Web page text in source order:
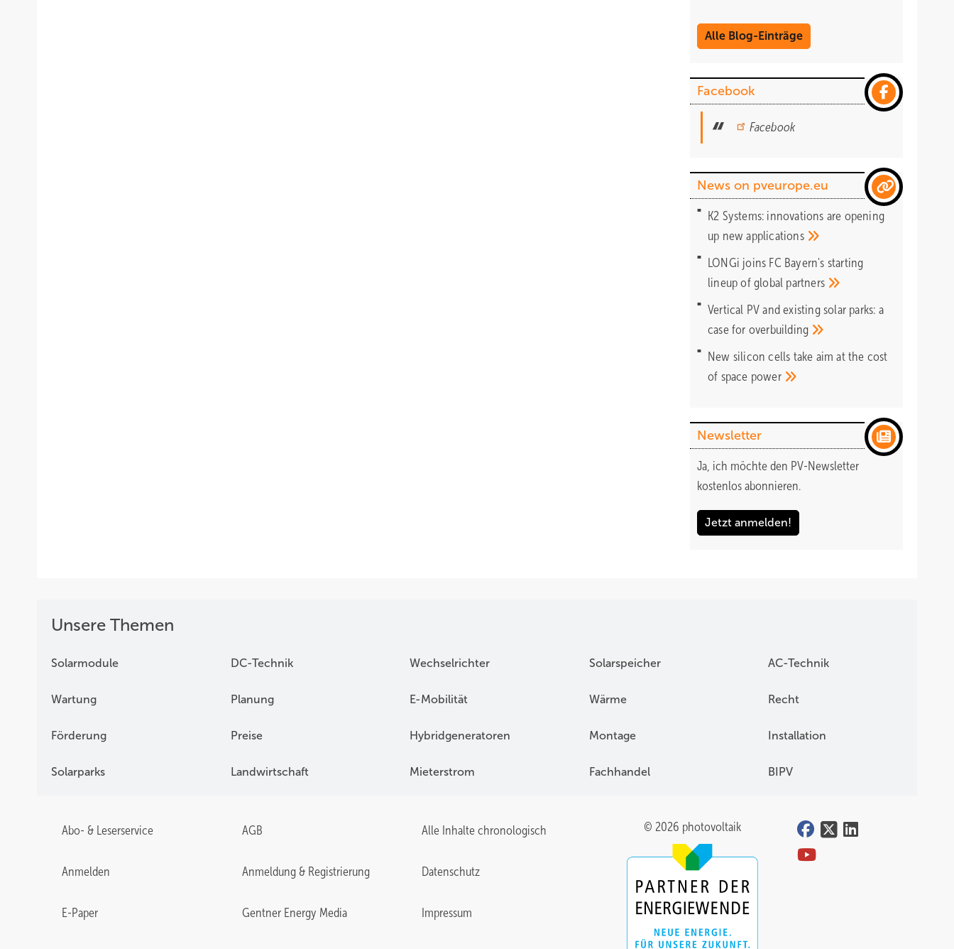
Alle Blog-Einträge
Facebook
Facebook
News on pveurope.eu
K2 Systems: innovations are opening
up newapplications
LONGi joins FC Bayern's starting
lineup of global partners
Vertical PV and existing solar parks: a
case for overbuilding
New silicon cells take aim at the cost
of space power
Newsletter
Ja, ich möchte den PV-Newsletter
kostenlos abonnieren.
Jetzt anmelden!
Unsere Themen
Solarmodule DC-Technik Wechselrichter Solarspeicher AC-Technik
Wartung Planung E-Mobilität Wärme Recht
Förderung Preise Hybridgeneratoren Montage Installation
Solarparks Landwirtschaft Mieterstrom Fachhandel BIPV
Abo- & Leserservice AGB Alle Inhalte chronologisch
Anmelden Anmeldung & Registrierung Datenschutz
E-Paper Gentner Energy Media Impressum
© 2026 photovoltaik